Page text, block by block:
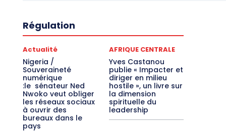
Régulation
Actualité
Nigeria /
Souveraineté
numérique
:le sénateur Ned
Nwoko veut obliger
les réseaux sociaux
à ouvrir des
bureaux dans le
pays
AFRIQUE CENTRALE
Yves Castanou
publie « Impacter et
diriger en milieu
hostile », un livre sur
la dimension
spirituelle du
leadership